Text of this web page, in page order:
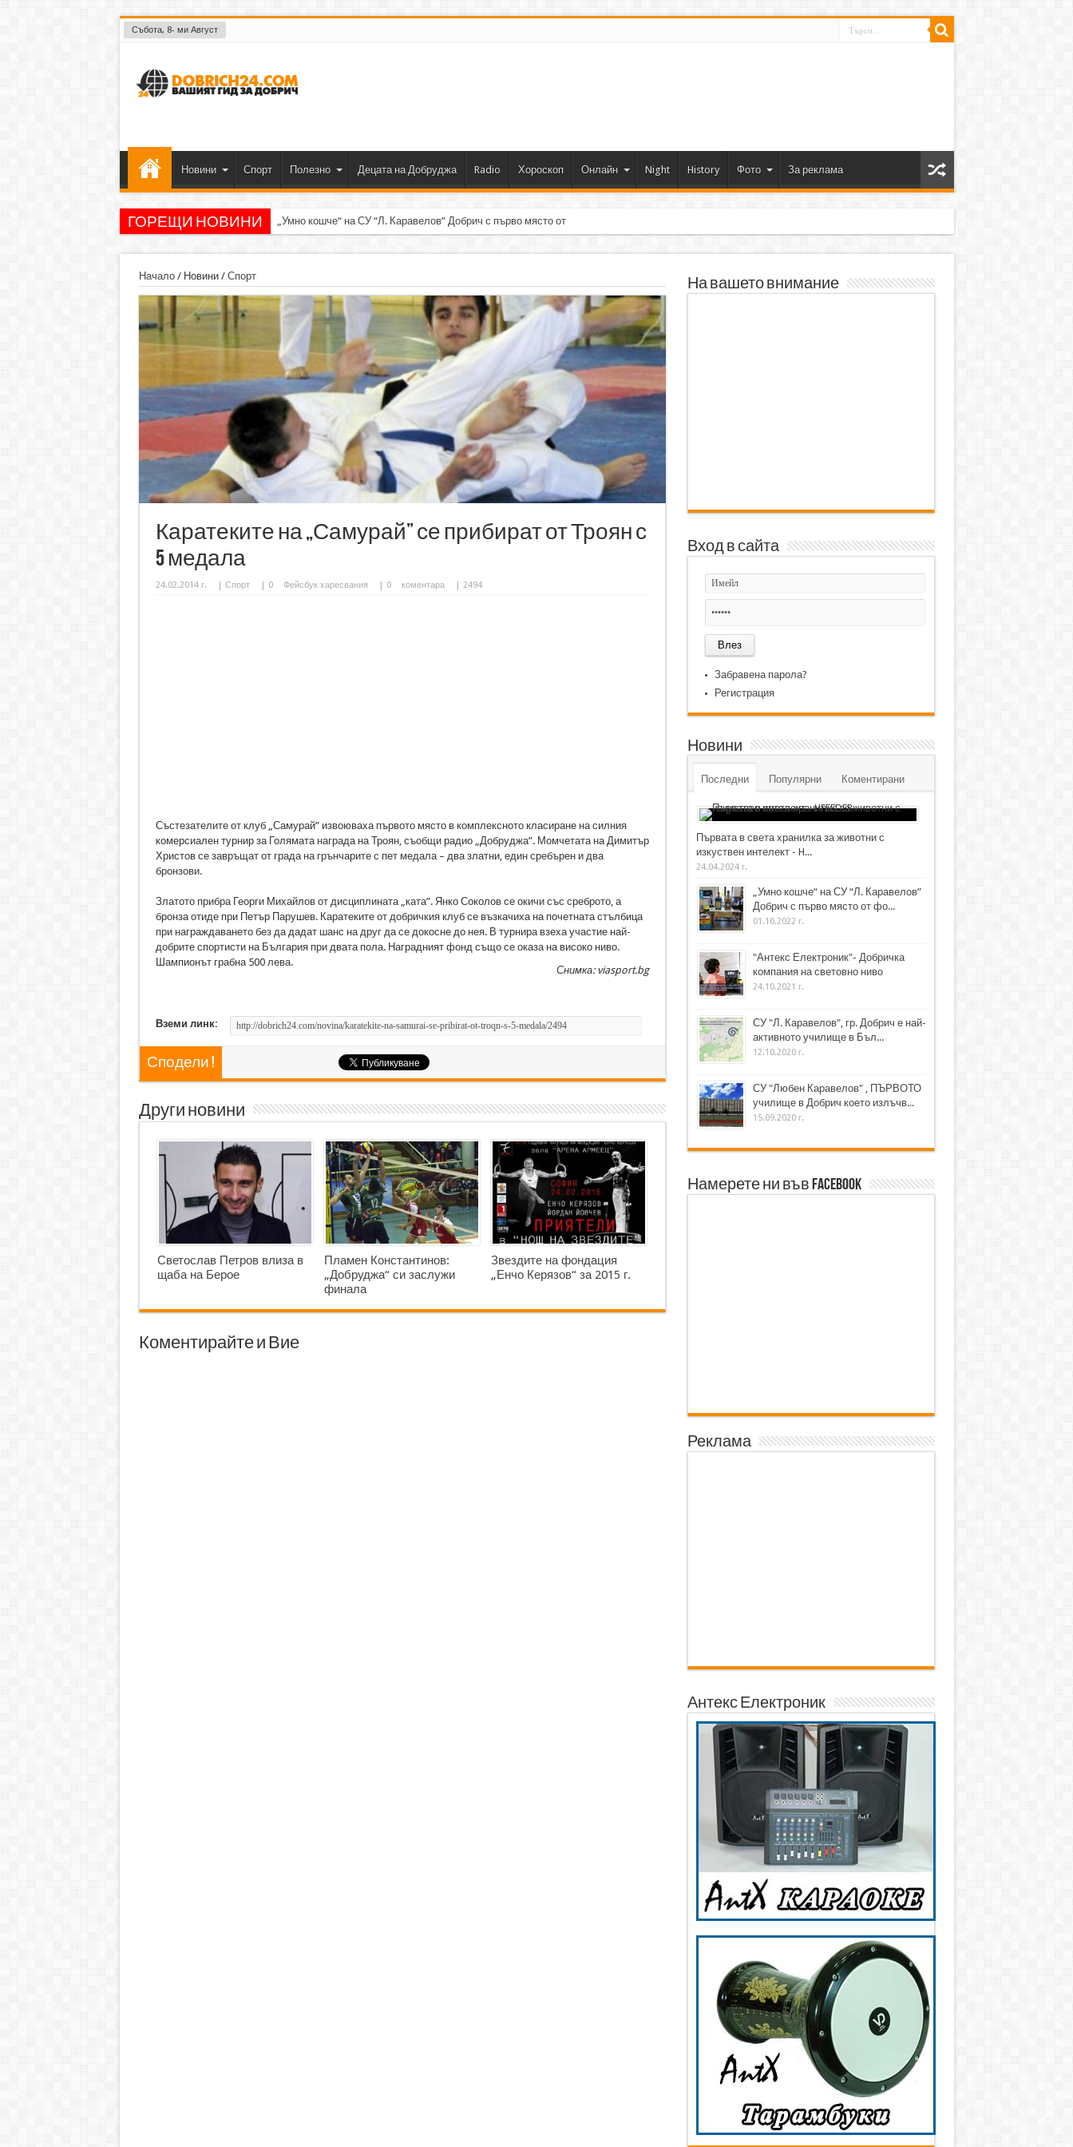
Събота, 8- ми Август
Новини Спорт Полезно Децата на Добруджа Radio Хороскоп Онлайн Night History Фото За реклама
ГОРЕЩИ НОВИНИ „Умно кошче“ на СУ “Л. Каравелов” Добрич с първо място от форум по роботика
Начало/ Новини/ Спорт
Каратеките на „Самурай” се прибират от Троян с
5 медала
24.02.2014 г. | Спорт | 0 Фейсбук харесвания | 0 коментара | 2494
Състезателите от клуб „Самурай” извоюваха първото място в комплексното класиране на силния
комерсиален турнир за Голямата награда на Троян, съобщи радио „Добруджа”. Момчетата на Димитър
Христов се завръщат от града на грънчарите с пет медала – два златни, един сребърен и два
бронзови.
Златото прибра Георги Михайлов от дисциплината „ката”. Янко Соколов се окичи със среброто, а
бронза отиде при Петър Парушев. Каратеките от добричкия клуб се възкачиха на почетната стълбица
при награждаването без да дадат шанс на друг да се докосне до нея. В турнира взеха участие най-
добрите спортисти на България при двата пола. Наградният фонд също се оказа на високо ниво.
Шампионът грабна 500 лева.
Снимка: viasport.bg
Вземи линк:
Сподели !
Други новини
Светослав Петров влиза в
щаба на Берое
Пламен Константинов:
„Добруджа“ си заслужи
финала
Звездите на фондация
„Енчо Керязов“ за 2015 г.
Коментирайте и Вие
На вашето внимание
Вход в сайта
Забравена парола?
Регистрация
Новини
Последни Популярни Коментирани
Първата в света хранилка за животни с
изкуствен интелект - H...
24.04.2024 г.
„Умно кошче“ на СУ “Л. Каравелов”
Добрич с първо място от фо...
01.10.2022 г.
"Антекс Електроник"- Добричка
компания на световно ниво
24.10.2021 г.
СУ "Л. Каравелов", гр. Добрич е най-
активното училище в Бъл...
12.10.2020 г.
СУ "Любен Каравелов" , ПЪРВОТО
училище в Добрич което излъчв...
15.09.2020 г.
Намерете ни във Facebook
Реклама
Антекс Електроник